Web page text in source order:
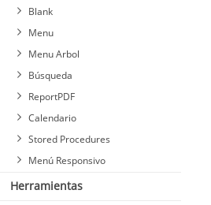
Blank
Menu
Menu Arbol
Búsqueda
ReportPDF
Calendario
Stored Procedures
Menú Responsivo
Herramientas